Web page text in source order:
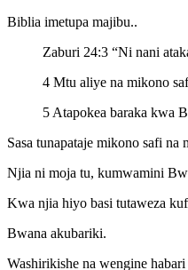
Biblia imetupa majibu..
Zaburi 24:3 “Ni nani
4 Mtu aliye na mikono
5 Atapokea baraka kwa
Sasa tunapataje mikono safi
Njia ni moja tu, kumwamini
Kwa njia hiyo basi tutaweza
Bwana akubariki.
Washirikishe na wengine